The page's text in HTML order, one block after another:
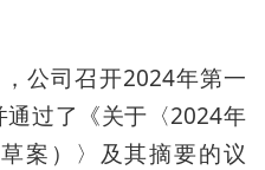
公司召开2024年第一
过了《关于〈2024年
案）〉及其摘要的议